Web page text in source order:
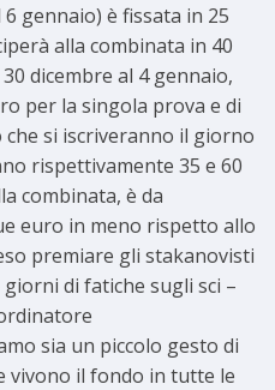
gennaio) è fissata in 25
alla combinata in 40
dicembre al 4 gennaio,
per la singola prova e di
si iscriveranno il giorno
rispettivamente 35 e 60
combinata, è da
euro in meno rispetto allo
premiare gli stakanovisti
di fatiche sugli sci –
sia un piccolo gesto di
vivono il fondo in tutte le